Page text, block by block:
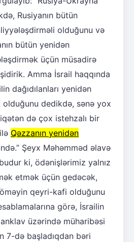
Rusiyanın bütün
olduğunu və
bütün yenidən
üçün müsadirə
Amma İsrail haqqında
dağıdılanları yenidən
dedikdə, sənə yox
də çox istehzalı bir
Qəzzanın yenidən
Şeyx Məhəmməd əlavə
ki, ödənişlərimiz yalnız
etmək üçün gedəcək,
qeyri-kafi olduğunu
görə, İsrailin
anklav üzərində müharibəsi
7-də başladıqdan bəri